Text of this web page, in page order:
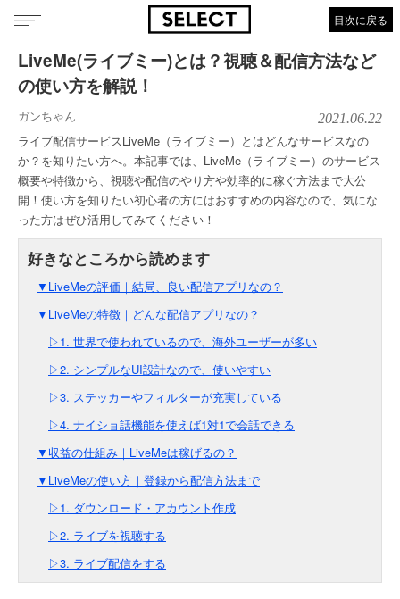
目次に戻る
LiveMe(ライブミー)とは？視聴＆配信方法など
の使い方を解説！
ガンちゃん 2021.06.22
ライブ配信サービスLiveMe（ライブミー）とはどんなサービスなの
か？を知りたい方へ。本記事では、LiveMe（ライブミー）のサービス
概要や特徴から、視聴や配信のやり方や効率的に稼ぐ方法まで大公
開！使い方を知りたい初心者の方にはおすすめの内容なので、気にな
った方はぜひ活用してみてください！
▼LiveMeの評価｜結局、良い配信アプリなの？
▼LiveMeの特徴｜どんな配信アプリなの？
▷1. 世界で使われているので、海外ユーザーが多い
▷2. シンプルなUI設計なので、使いやすい
▷3. ステッカーやフィルターが充実している
▷4. ナイショ話機能を使えば1対1で会話できる
▼収益の仕組み｜LiveMeは稼げるの？
▼LiveMeの使い方｜登録から配信方法まで
▷1. ダウンロード・アカウント作成
▷2. ライブを視聴する
▷3. ライブ配信をする